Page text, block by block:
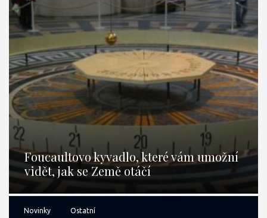
Foucaultovo kyvadlo, které vám umožní
vidět, jak se Země otáčí
Novinky Ostatní